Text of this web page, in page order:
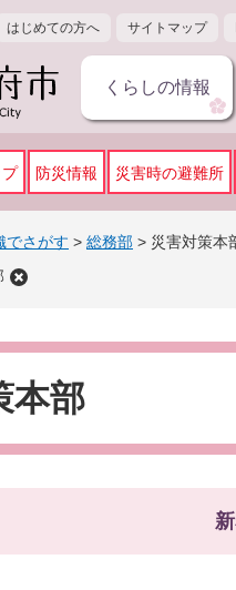
はじめての方へ サイトマップ
くらしの情報
防災情報 災害時の避難所
でさがす > 総務部 > 災害対策本
本部